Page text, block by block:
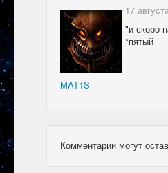
MAT1S
17
"и скоро
*пятый
Комментарии могут